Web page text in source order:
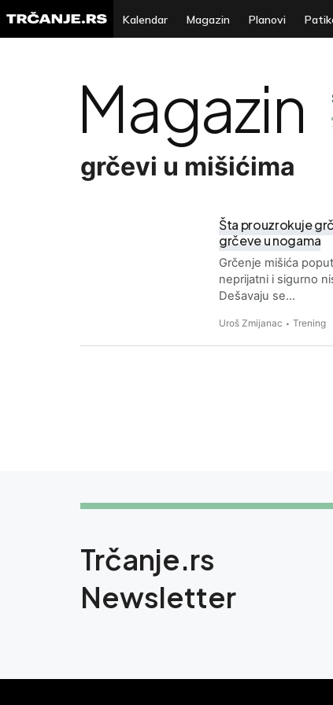
Kalendar Magazin Planovi
Magazin
grčevi u mišićima
Šta prouzrokuje
grčeve u nogama
Grčenje mišića
neprijatni i sigurno
Dešavaju se…
Uroš Zmijanac Trening
Trčanje.rs
Newsletter